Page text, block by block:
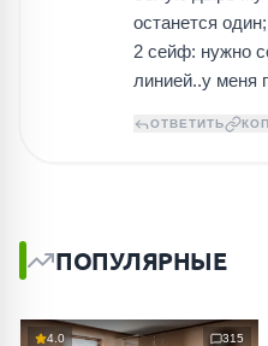
останется один;
2 сейф: нужно
линией..у меня
ОТВЕТИТЬ
ПОПУЛЯРНЫЕ
4.0 315